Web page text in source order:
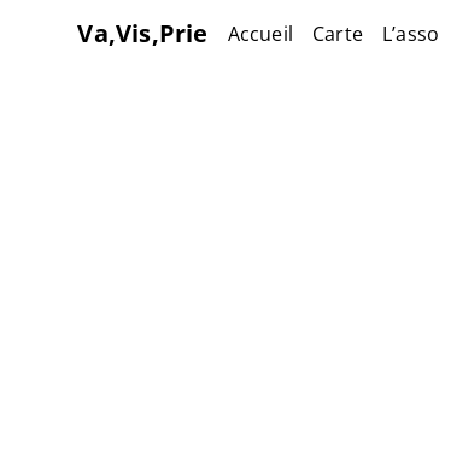
Va,Vis,Prie Accueil Carte L’asso